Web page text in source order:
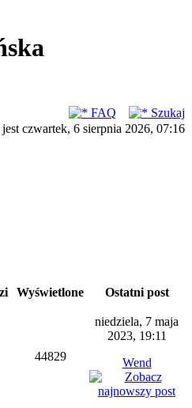
FAQ
Szukaj
jest czwartek, 6 sierpnia 2026, 07:16
Wyświetlone Ostatni post
44829
niedziela, 7 maja
2023, 19:11
Wend